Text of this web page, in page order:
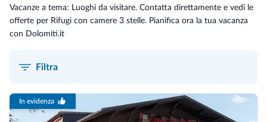
Vacanze a tema: Luoghi da visitare. Contatta direttamente e vedi le
offerte per Rifugi con camere 3 stelle. Pianifica ora la tua vacanza
con Dolomiti.it
Filtra
In evidenza